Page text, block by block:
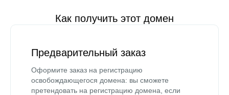
Как получить этот домен
Предварительный заказ
Оформите заказ на регистрацию
освобождающегося домена: вы сможете
претендовать на регистрацию домена, если